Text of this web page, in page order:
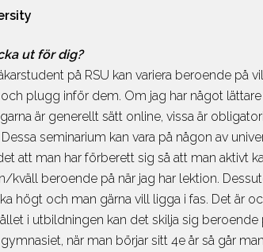
Game
Dance
Skolor
Om ämnet
ut för dig?
på RSU kan variera beroende
plugg inför dem. Om jag har något
är generellt sätt online, vissa är
seminarium kan vara på någon av
att man har förberett sig så att man aktivt
kväll beroende på när jag har lektion.
högt och man gärna vill ligga i fas. Det är
i utbildningen kan det skilja sig
när man börjar sitt 4e år så går